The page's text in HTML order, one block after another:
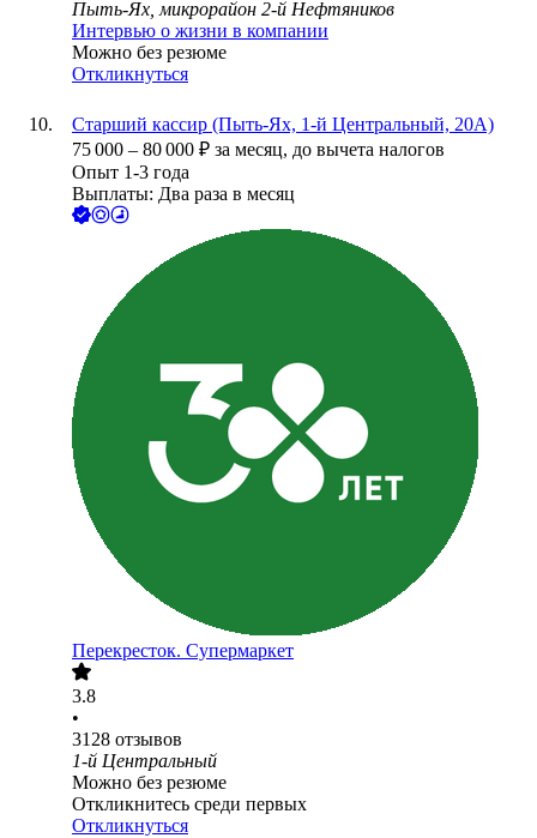
Пыть-Ях, микрорайон 2-й Нефтяников
Интервью о жизни в компании
Можно без резюме
Откликнуться
Старший кассир (Пыть-Ях, 1-й Центральный, 20А)
75 000 – 80 000 ₽ за месяц, до вычета налогов
Опыт 1-3 года
Выплаты: Два раза в месяц
Перекресток. Супермаркет
3.8
•
3128 отзывов
1-й Центральный
Можно без резюме
Откликнитесь среди первых
Откликнуться